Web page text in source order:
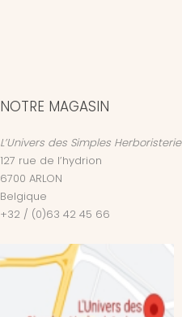
NOTRE MAGASIN
L’Univers des Simples Herboristerie
127 rue de l’hydrion
6700 ARLON
Belgique
+32 / (0)63 42 45 66